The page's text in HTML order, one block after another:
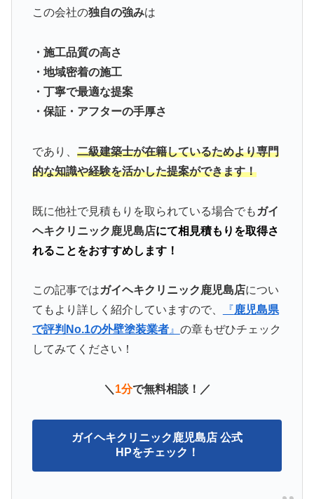
この会社の独自の強みは
・施工品質の高さ
・地域密着の施工
・丁寧で最適な提案
・保証・アフターの手厚さ
であり、 二級建築士が在籍しているためより専門
的な知識や経験を活かした提案ができます！
既に他社で見積もりを取られている場合でも ガイ
ヘキクリニック鹿児島店にて相見積もりを取得さ
れることをおすすめします！
この記事ではガイヘキクリニック鹿児島店につい
てもより詳しく紹介していますので、
『鹿児島県
で評判No.1の外壁塗装業者』 の章もぜひチェック
してみてください！
＼ 1分で無料相談！／
ガイヘキクリニック鹿児島店 公式
HPをチェック！